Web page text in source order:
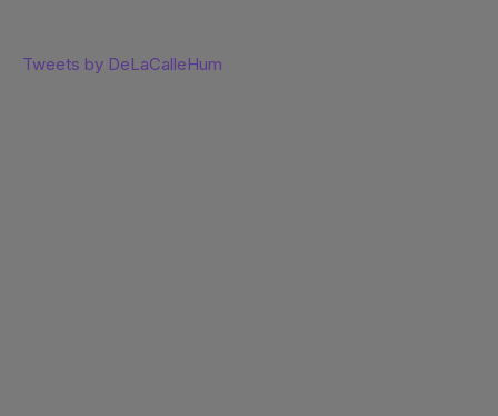
Tweets by DeLaCalleHum